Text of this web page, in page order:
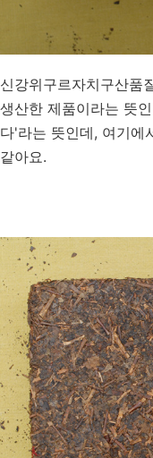
신강위구르자치구산품
생산한 제품이라는 뜻
다'라는 뜻인데, 여기에
같아요.